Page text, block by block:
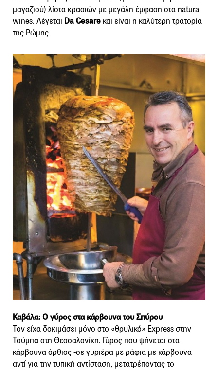
μαγαζιού) λίστα κρασιών με μεγάλη έμφαση στα natural
wines. Λέγεται Da Cesare και είναι η καλύτερη τρατορία
της Ρώμης.
Καβάλα: Ο γύρος στα κάρβουνα του Σπύρου
Τον είχα δοκιμάσει μόνο στο «θρυλικό» Express στην
Τούμπα στη Θεσσαλονίκη. Γύρος που ψήνεται στα
κάρβουνα όρθιος -σε γυριέρα με ράφια με κάρβουνα
αντί για την τυπική αντίσταση, μετατρέποντας το